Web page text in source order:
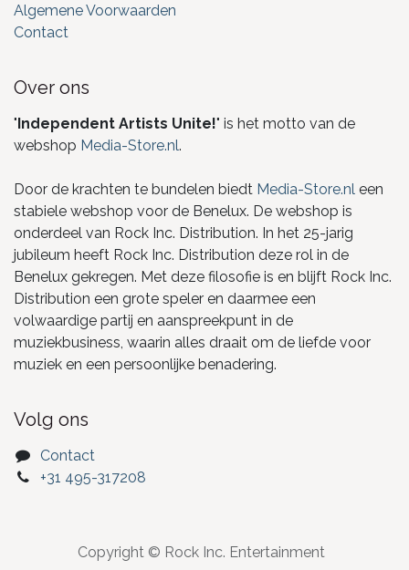
Algemene Voorwaarden
Contact
Over ons
"Independent Artists Unite!" is het motto van de
webshop Media-Store.nl.
Door de krachten te bundelen biedt Media-Store.nl een
stabiele webshop voor de Benelux. De webshop is
onderdeel van Rock Inc. Distribution. In het 25-jarig
jubileum heeft Rock Inc. Distribution deze rol in de
Benelux gekregen. Met deze filosofie is en blijft Rock Inc.
Distribution een grote speler en daarmee een
volwaardige partij en aanspreekpunt in de
muziekbusiness, waarin alles draait om de liefde voor
muziek en een persoonlijke benadering.
Volg ons
Contact
+31 495-317208
Copyright © Rock Inc. Entertainment